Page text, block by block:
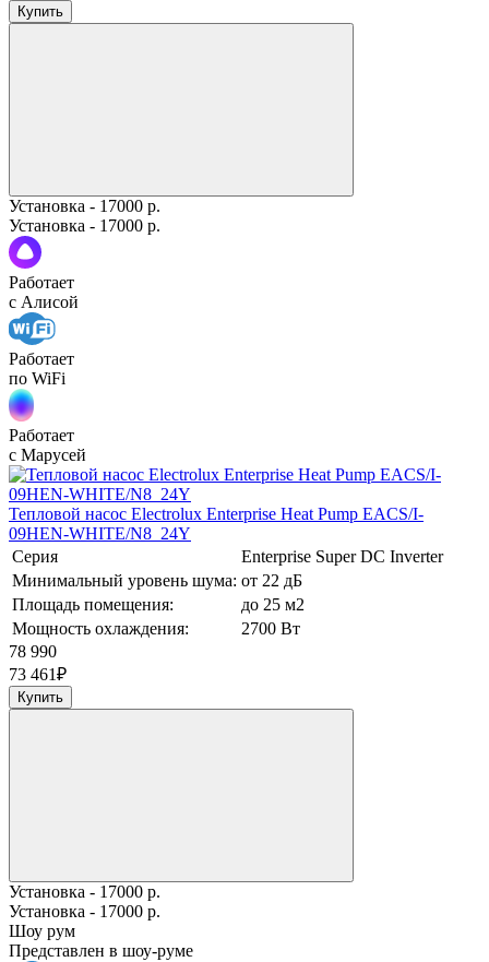
Купить
Установка - 17000 р.
Установка - 17000 р.
Работает
с Алисой
Работает
по WiFi
Работает
с Марусей
Тепловой насос Electrolux Enterprise Heat Pump EACS/I-
09HEN-WHITE/N8_24Y
Серия
Enterprise Super DC Inverter
Минимальный уровень шума: от 22 дБ
Площадь помещения:
до 25 м2
Мощность охлаждения:
2700 Вт
78 990
73 461₽
Купить
Установка - 17000 р.
Установка - 17000 р.
Шоу рум
Представлен в шоу-руме